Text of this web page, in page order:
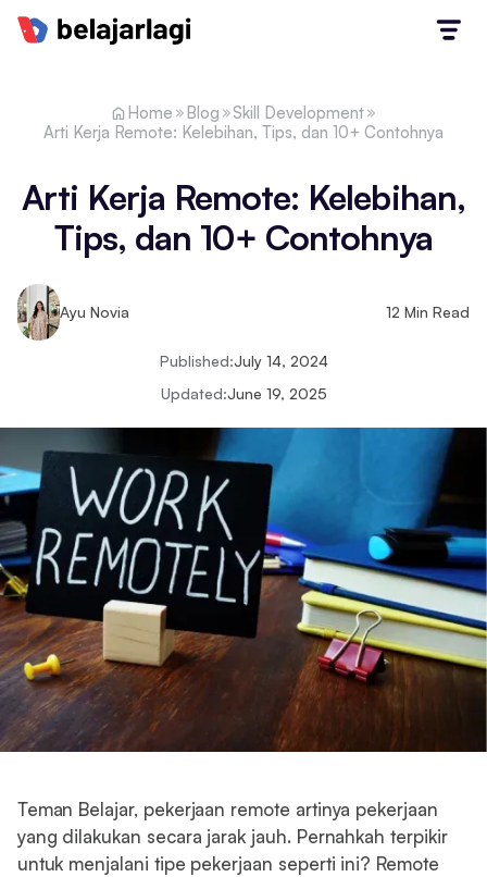
Home Blog
Skill Development
Arti Kerja Remote: Kelebihan, Tips, dan 10+ Contohnya‍
Arti Kerja Remote: Kelebihan,
Tips, dan 10+ Contohnya‍
Ayu Novia 12 Min Read
Published:July 14, 2024
Updated:June 19, 2025
Teman Belajar, pekerjaan remote artinya pekerjaan
yang dilakukan secara jarak jauh. Pernahkah terpikir
untuk menjalani tipe pekerjaan seperti ini? Remote